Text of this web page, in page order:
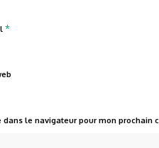
*
le navigateur pour mon prochain